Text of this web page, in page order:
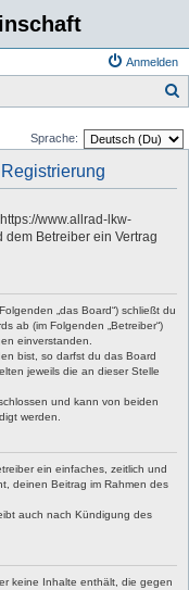
Anmelden
Sprache:
www.allrad-lkw-
dem Betreiber ein Vertrag
„das Board“) schließt du
ab (im Folgenden „Betreiber“)
einverstanden.
bist, so darfst du das Board
jeweils die an dieser Stelle
und kann von beiden
werden.
ein einfaches, zeitlich und
deinen Beitrag im Rahmen des
auch nach Kündigung des
keine Inhalte enthält, die gegen